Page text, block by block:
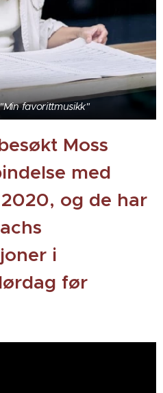
favorittmusikk"
Moss
med
og de har
i
før